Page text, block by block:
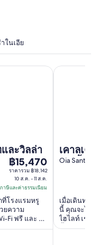
ในเอีย
ละวิลล่า
ราคา
฿15,470
ต่อ
คืน
เข้า
พัก
฿15,470
ราคารวม ฿18,142
10 ส.ค. - 11 ส.ค.
าษีและค่าธรรมเนียม
ที่โรงแรมหรู
ยความ
Fi ฟรี และ ที่
ชอบสระว่าย
เคาลเด
เท่านั้น
Oia
เมื่อเดินทา
นี้ คุณจะได้
ไฮไลท์ เช่น
น้ำกลางแจ้
เคาลเดระ